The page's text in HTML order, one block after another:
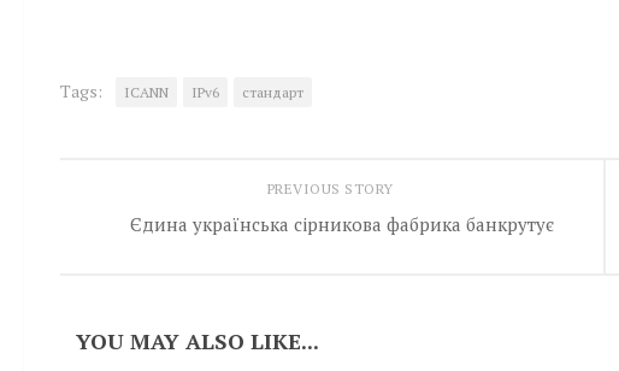
Tags: ICANN IPv6 стандарт
PREVIOUS STORY
Єдина українська сірникова фабрика банкрутує
YOU MAY ALSO LIKE...